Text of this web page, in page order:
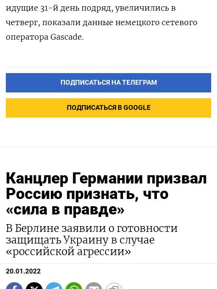
идущие 31-й день подряд, увеличились в
четверг, показали данные немецкого сетевого
оператора Gascade.
ПОДПИСАТЬСЯ НА ТЕЛЕГРАМ
ПОДПИСАТЬСЯ В GOOGLE
Канцлер Германии призвал
Россию признать, что
«сила в правде»
В Берлине заявили о готовности
защищать Украину в случае
«российской агрессии»
20.01.2022